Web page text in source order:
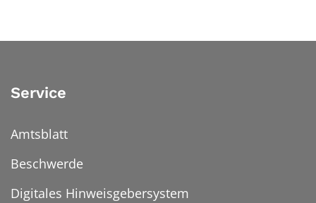
Service
Amtsblatt
Beschwerde
Digitales Hinweisgebersystem